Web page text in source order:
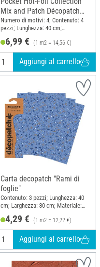
Mix and Patch Décopatch
"Sunny Flowers"
Numero di motivi: 4; Contenuto: 4
pezzi; Lunghezza: 40 cm;
6,99 € (1 m2 = 14,56 €)
Aggiungi al carrello
Carta decopatch "Rami di
foglie"
Contenuto: 3 pezzi; Lunghezza: 40
cm; Larghezza: 30 cm; Materiale:
4,29 € (1 m2 = 12,22 €)
Aggiungi al carrello